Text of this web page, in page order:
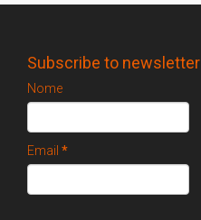
Subscribe to newsletter
Nome
Email *